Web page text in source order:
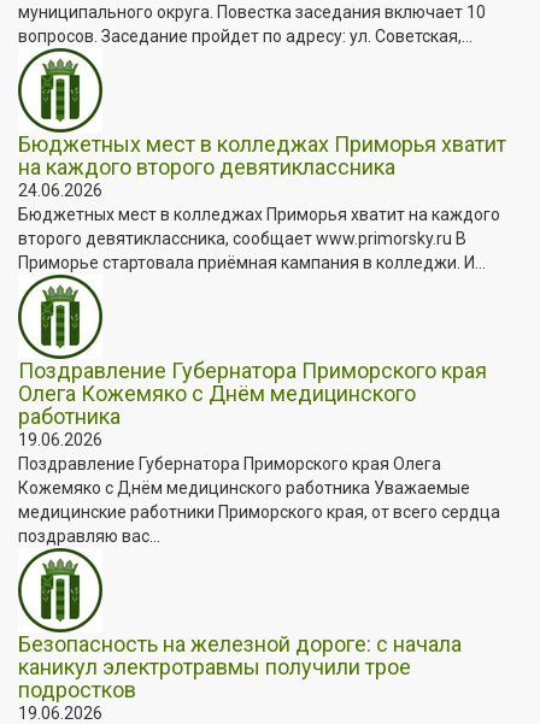
муниципального округа. Повестка заседания включает 10
вопросов. Заседание пройдет по адресу: ул. Советская,...
Бюджетных мест в колледжах Приморья хватит
на каждого второго девятиклассника
24.06.2026
Бюджетных мест в колледжах Приморья хватит на каждого
второго девятиклассника, сообщает www.primorsky.ru В
Приморье стартовала приёмная кампания в колледжи. И...
Поздравление Губернатора Приморского края
Олега Кожемяко с Днём медицинского
работника
19.06.2026
Поздравление Губернатора Приморского края Олега
Кожемяко с Днём медицинского работника Уважаемые
медицинские работники Приморского края, от всего сердца
поздравляю вас...
Безопасность на железной дороге: с начала
каникул электротравмы получили трое
подростков
19.06.2026